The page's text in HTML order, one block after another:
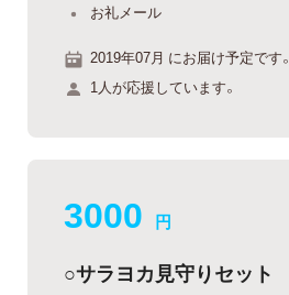
お礼メール
2019年07月 にお届け予定です。
1人が応援しています。
3000 円
○サラヨカ見守りセット